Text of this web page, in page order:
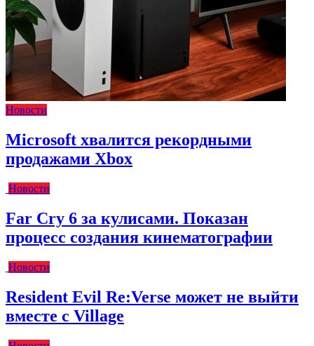
Новости
Microsoft хвалится рекордными
продажами Xbox
Новости
Far Cry 6 за кулисами. Показан
процесс создания кинематографии
Новости
Resident Evil Re:Verse может не выйти
вместе с Village